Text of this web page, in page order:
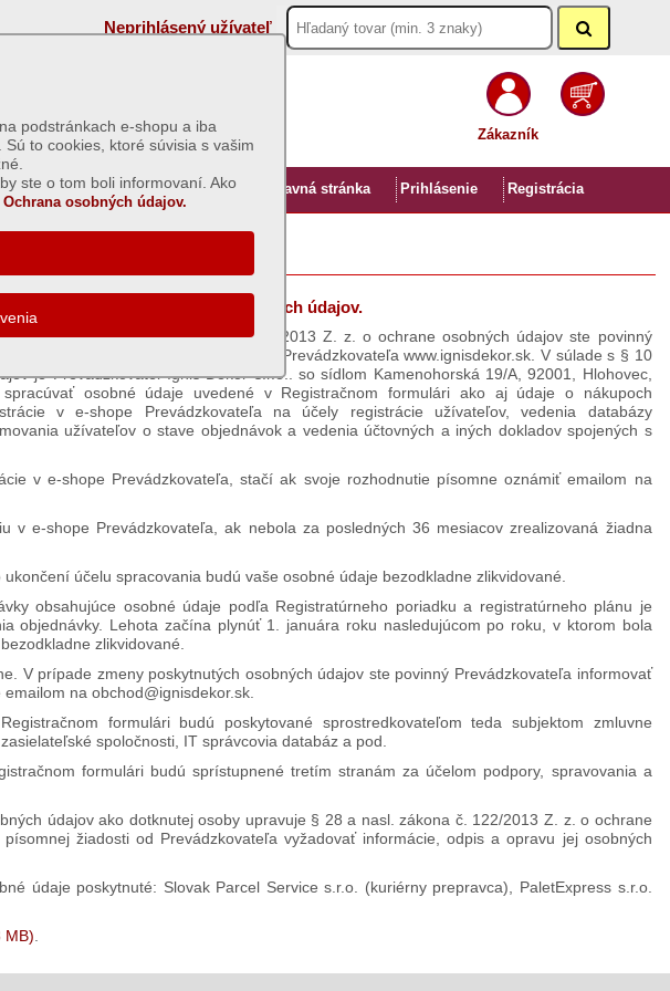
Neprihlásený užívateľ
Zákazník
Úvod Hlavná stránka Prihlásenie Registrácia
podstránkach e-shopu a iba
to cookies, ktoré súvisia s vašim
ste o tom boli informovaní. Ako
Ochrana osobných údajov.
č. 122/2013 Z. z. o ochrane osobných údajov.
a s § 10 ods. 3 zákona č. 122/2013 Z. z. o ochrane osobných údajov ste povinný
formulári na webovom sídle Prevádzkovateľa www.ignisdekor.sk. V súlade s § 10
je Prevádzkovateľ Ignis Dekor s.r.o.. so sídlom Kamenohorská 19/A, 92001, Hlohovec,
osobné údaje uvedené v Registračnom formulári ako aj údaje o nákupoch
v e-shope Prevádzkovateľa na účely registrácie užívateľov, vedenia databázy
užívateľov o stave objednávok a vedenia účtovných a iných dokladov spojených s
v e-shope Prevádzkovateľa, stačí ak svoje rozhodnutie písomne oznámiť emailom na
v e-shope Prevádzkovateľa, ak nebola za posledných 36 mesiacov zrealizovaná žiadna
účelu spracovania budú vaše osobné údaje bezodkladne zlikvidované.
obsahujúce osobné údaje podľa Registratúrneho poriadku a registratúrneho plánu je
objednávky. Lehota začína plynúť 1. januára roku nasledujúcom po roku, v ktorom bola
zlikvidované.
V prípade zmeny poskytnutých osobných údajov ste povinný Prevádzkovateľa informovať
na obchod@ignisdekor.sk.
formulári budú poskytované sprostredkovateľom teda subjektom zmluvne
spoločnosti, IT správcovia databáz a pod.
formulári budú sprístupnené tretím stranám za účelom podpory, spravovania a
údajov ako dotknutej osoby upravuje § 28 a nasl. zákona č. 122/2013 Z. z. o ochrane
žiadosti od Prevádzkovateľa vyžadovať informácie, odpis a opravu jej osobných
údaje poskytnuté: Slovak Parcel Service s.r.o. (kuriérny prepravca), PaletExpress s.r.o.
MB).